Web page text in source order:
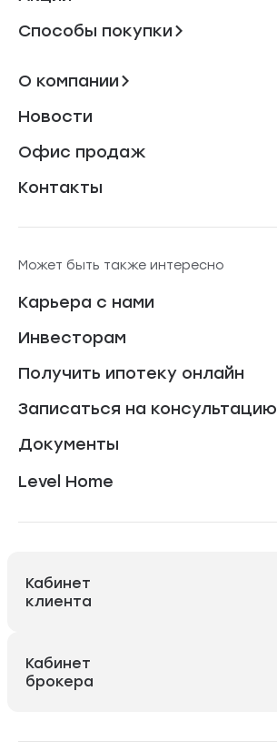
Способы покупки
О компании
Новости
Офис продаж
Контакты
Может быть также интересно
Карьера с нами
Инвесторам
Получить ипотеку онлайн
Записаться на консультацию
Документы
Level Home
Кабинет
клиента
Кабинет
брокера